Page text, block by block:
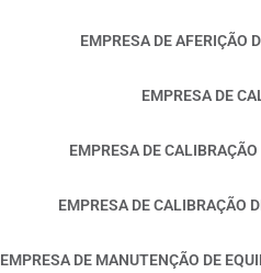
EMPRESA DE AFERIÇÃO
EMPRESA DE
EMPRESA DE
EMPRESA DE CALIBRAÇÃO
EMPRESA DE MANUTENÇÃO DE